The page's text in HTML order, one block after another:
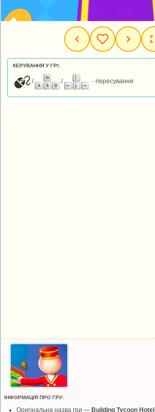
КЕРУВАННЯ У ГРІ:
/ / - пересування
ІНФОРМАЦІЯ ПРО ГРУ:
Оригінальна назва гри —Building Tycoon Hotel